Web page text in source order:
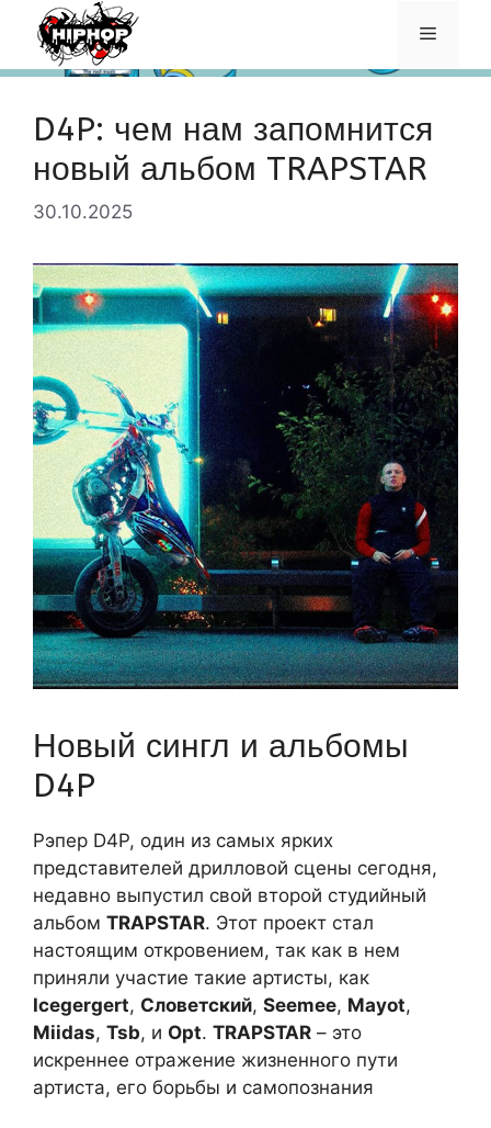
Перейти
содержимому
Меню
D4P: чем нам запомнится
новый альбом TRAPSTAR
30.10.2025
Новый сингл и альбомы
D4P
Рэпер D4P, один из самых ярких
представителей дрилловой сцены сегодня,
недавно выпустил свой второй студийный
альбом TRAPSTAR. Этот проект стал
настоящим откровением, так как в нем
приняли участие такие артисты, как
Icegergert, Словетский, Seemee, Mayot,
Miidas, Tsb, и Opt. TRAPSTAR – это
искреннее отражение жизненного пути
артиста, его борьбы и самопознания